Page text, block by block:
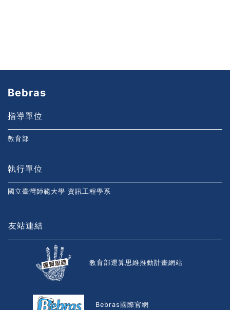
Bebras
指導單位
教育部
執行單位
國立臺灣師範大學 資訊工程學系
友站連結
教育部運算思維推動計畫網站
Bebras國際官網